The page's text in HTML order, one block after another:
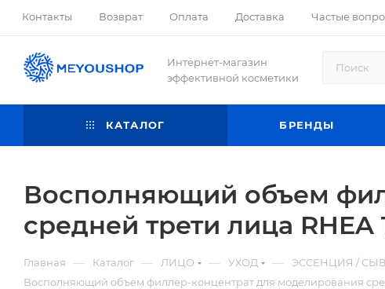
Контакты Возврат Оплата Доставка Частые
Интернет-магазин
эффективной косметики
КАТАЛОГ БРЕНДЫ
Восполняющий объем
средней трети лица
Главная — Каталог — ЛИЦО — УХОД — ЭССЕНЦИЯ /
Восполняющий объем филлер-концентрат для моделирования